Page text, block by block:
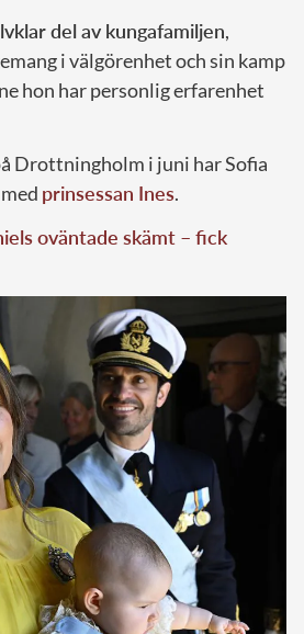
del av kungafamiljen,
i välgörenhet och sin kamp
hon har personlig erfarenhet
Drottningholm i juni har Sofia
prinsessan Ines.
oväntade skämt – fick